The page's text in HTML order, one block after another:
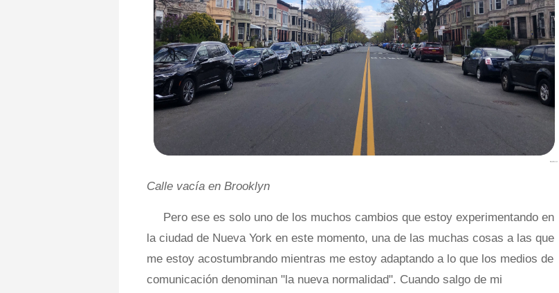
Calle vacía en Brooklyn
Pero ese es solo uno de los muchos cambios que estoy experimentando en
la ciudad de Nueva York en este momento, una de las muchas cosas a las que
me estoy acostumbrando mientras me estoy adaptando a lo que los medios de
comunicación denominan "la nueva normalidad". Cuando salgo de mi